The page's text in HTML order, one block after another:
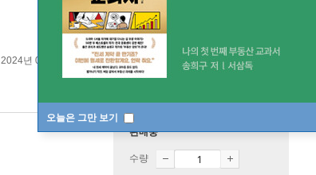
오늘은 그만 보기
2024년 02월 28일
판매중
수량